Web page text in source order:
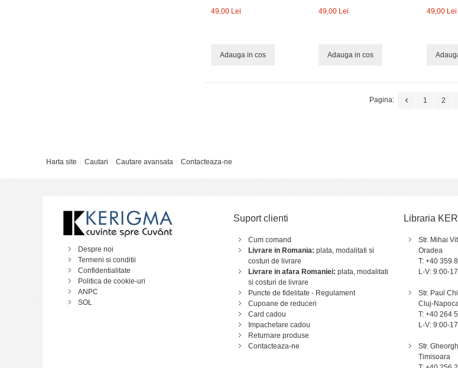
49,00 Lei
Adauga in cos
49,00 Lei
Adauga in cos
49,00 Lei
Pagina: 1 2
Harta site Cautari Cautare avansata Contacteaza-ne
Despre noi
Termeni si conditii
Confidentialitate
Politica de cookie-uri
ANPC
SOL
Suport clienti
Cum comand
Livrare in Romania: plata, modalitati si
costuri de livrare
Livrare in afara Romaniei: plata, modalitati
si costuri de livrare
Puncte de fidelitate - Regulament
Cupoane de reduceri
Card cadou
Impachetare cadou
Returnare produse
Contacteaza-ne
Libraria
Str. Mihai
Oradea
T: +40 359
L-V: 9:00-
Str. Paul
Cluj-Napoca
T: +40 264
L-V: 9:00-
Str.
Timisoara